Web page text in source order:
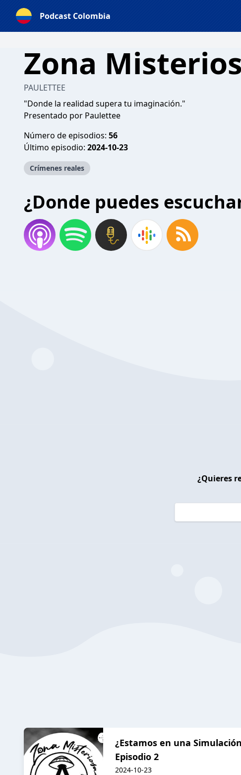
Podcast Colombia
Zona
PAULETTEE
"Donde la realidad supera tu imaginación."
Presentado por Paulettee
Número de episodios: 56
Último episodio: 2024-10-23
Crímenes reales
¿Donde puedes
¿Quieres
¿Estamos en una
Episodio 2
2024-10-23